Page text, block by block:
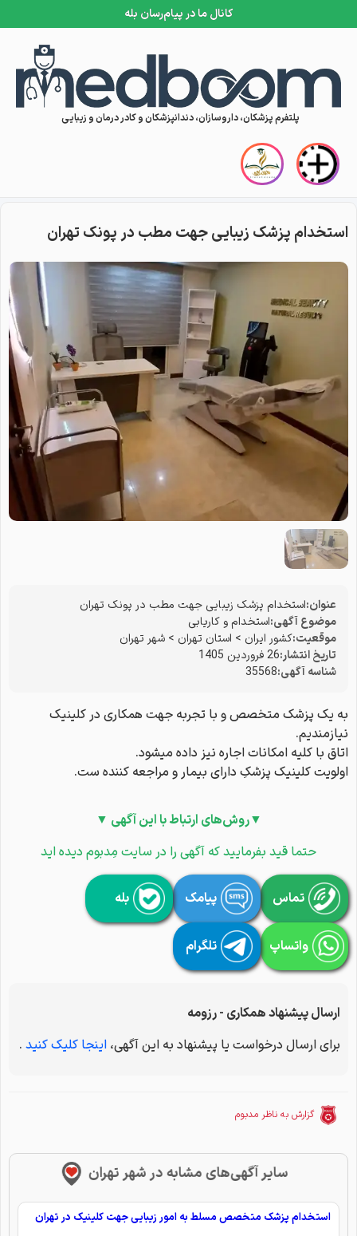
کانال ما در پیام‌رسان بله
Skip to content
پلتفرم پزشکان، داروسازان، دندانپزشکان و کادر درمان و زیبایی
استخدام پزشک زیبایی جهت مطب در پونک تهران
عنوان:استخدام پزشک زیبایی جهت مطب در پونک تهران
موضوع آگهی:استخدام و کاریابی
موقعیت:کشور ایران > استان تهران > شهر تهران
تاریخ انتشار:26 فروردین 1405
شناسه آگهی:35568
به یک پزشک متخصص و با تجربه جهت همکاری در کلینیک
نیازمندیم.
اتاق با کلیه امکانات اجاره نیز داده میشود.
اولویت کلینیک پزشکِ دارای بیمار و مراجعه کننده ست.
▼روش‌های ارتباط با این آگهی ▼
حتما قید بفرمایید که آگهی را در سایت مِدبوم دیده اید
تماس پیامک بله
واتساپ تلگرام
ارسال پیشنهاد همکاری - رزومه
برای ارسال درخواست یا پیشنهاد به این آگهی، اینجا کلیک کنید .
گزارش به ناظر مدبوم
سایر آگهی‌های مشابه در شهر تهران
استخدام پزشک متخصص مسلط به امور زیبایی جهت کلینیک در تهران